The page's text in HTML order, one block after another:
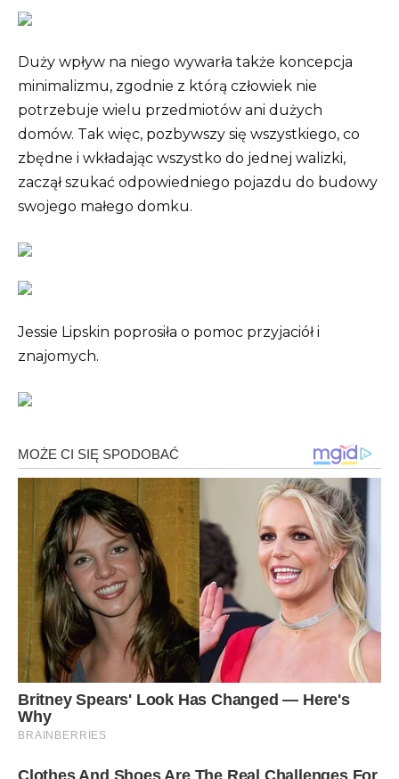
Duży wpływ na niego wywarła także koncepcja
minimalizmu, zgodnie z którą człowiek nie
potrzebuje wielu przedmiotów ani dużych
domów. Tak więc, pozbywszy się wszystkiego, co
zbędne i wkładając wszystko do jednej walizki,
zaczął szukać odpowiedniego pojazdu do budowy
swojego małego domku.
Jessie Lipskin poprosiła o pomoc przyjaciół i
znajomych.